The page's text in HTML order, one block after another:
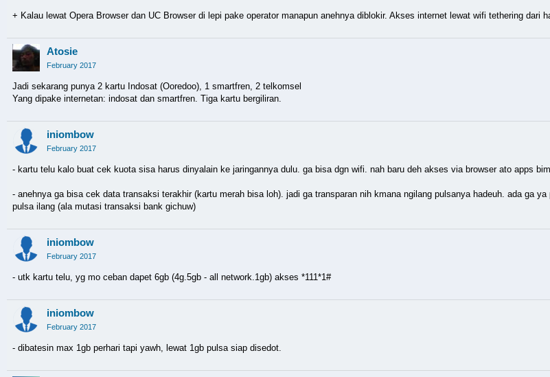
+ Kalau lewat Opera Browser dan UC Browser di lepi pake operator manapun anehnya diblokir. Akses internet lewat wifi tethering dari
Atosie
February 2017
Jadi sekarang punya 2 kartu Indosat (Ooredoo), 1 smartfren, 2 telkomsel
Yang dipake internetan: indosat dan smartfren. Tiga kartu bergiliran.
iniombow
February 2017
- kartu telu kalo buat cek kuota sisa harus dinyalain ke jaringannya dulu. ga bisa dgn wifi. nah baru deh akses via browser ato apps
- anehnya ga bisa cek data transaksi terakhir (kartu merah bisa loh). jadi ga transparan nih kmana ngilang pulsanya hadeuh. ada ga
pulsa ilang (ala mutasi transaksi bank gichuw)
iniombow
February 2017
- utk kartu telu, yg mo ceban dapet 6gb (4g.5gb - all network.1gb) akses *111*1#
iniombow
February 2017
- dibatesin max 1gb perhari tapi yawh, lewat 1gb pulsa siap disedot.